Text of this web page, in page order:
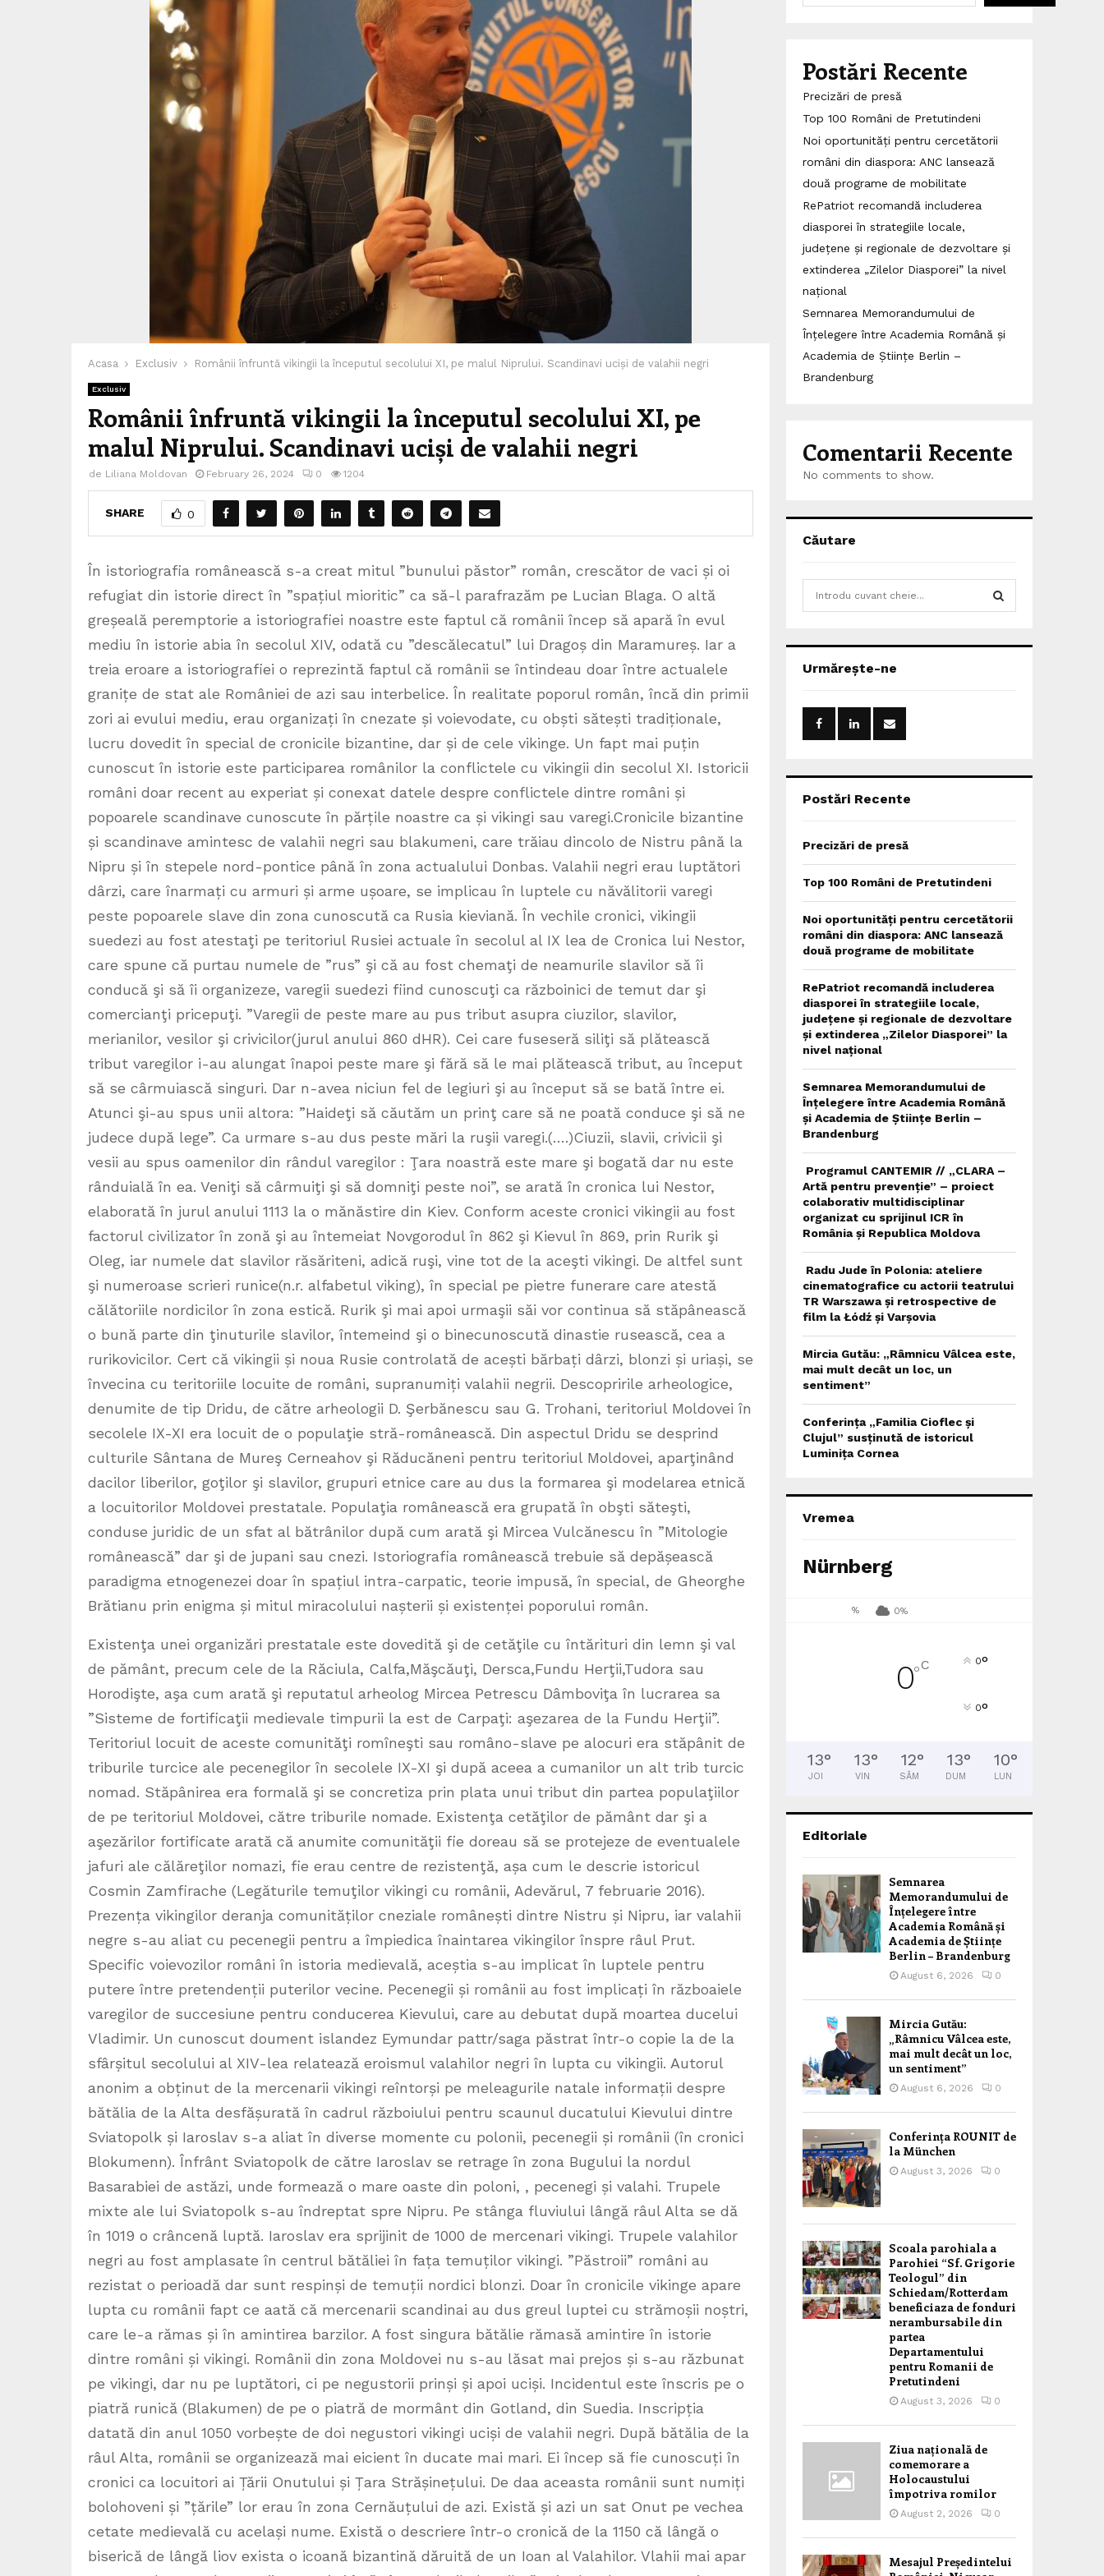
Acasa Exclusiv Românii înfruntă vikingii la începutul secolului XI, pe malul Niprului. Scandinavi uciși de valahii negri
Exclusiv
Românii înfruntă vikingii la începutul secolului XI, pe
malul Niprului. Scandinavi uciși de valahii negri
de Liliana Moldovan February 26, 2024 0 1204
SHARE 0
În istoriografia românească s-a creat mitul ”bunului păstor” român, crescător de vaci și oi
refugiat din istorie direct în ”spațiul mioritic” ca să-l parafrazăm pe Lucian Blaga. O altă
greșeală peremptorie a istoriografiei noastre este faptul că românii încep să apară în evul
mediu în istorie abia în secolul XIV, odată cu ”descălecatul” lui Dragoș din Maramureș. Iar a
treia eroare a istoriografiei o reprezintă faptul că românii se întindeau doar între actualele
granițe de stat ale României de azi sau interbelice. În realitate poporul român, încă din primii
zori ai evului mediu, erau organizați în cnezate și voievodate, cu obști sătești tradiționale,
lucru dovedit în special de cronicile bizantine, dar și de cele vikinge. Un fapt mai puțin
cunoscut în istorie este participarea românilor la conflictele cu vikingii din secolul XI. Istoricii
români doar recent au experiat și conexat datele despre conflictele dintre români și
popoarele scandinave cunoscute în părțile noastre ca și vikingi sau varegi.Cronicile bizantine
și scandinave amintesc de valahii negri sau blakumeni, care trăiau dincolo de Nistru până la
Nipru și în stepele nord-pontice până în zona actualului Donbas. Valahii negri erau luptători
dârzi, care înarmați cu armuri și arme ușoare, se implicau în luptele cu năvălitorii varegi
peste popoarele slave din zona cunoscută ca Rusia kieviană. În vechile cronici, vikingii
suedezi au fost atestaţi pe teritoriul Rusiei actuale în secolul al IX lea de Cronica lui Nestor,
care spune că purtau numele de ”rus” şi că au fost chemaţi de neamurile slavilor să îi
conducă şi să îi organizeze, varegii suedezi fiind cunoscuţi ca războinici de temut dar şi
comercianţi pricepuţi. ”Varegii de peste mare au pus tribut asupra ciuzilor, slavilor,
merianilor, vesilor şi crivicilor(jurul anului 860 dHR). Cei care fuseseră siliţi să plătească
tribut varegilor i-au alungat înapoi peste mare şi fără să le mai plătească tribut, au început
să se cârmuiască singuri. Dar n-avea niciun fel de legiuri şi au început să se bată între ei.
Atunci şi-au spus unii altora: ”Haideţi să căutăm un prinţ care să ne poată conduce şi să ne
judece după lege”. Ca urmare s-au dus peste mări la ruşii varegi.(….)Ciuzii, slavii, crivicii şi
vesii au spus oamenilor din rândul varegilor : Ţara noastră este mare şi bogată dar nu este
rânduială în ea. Veniţi să cârmuiţi şi să domniţi peste noi”, se arată în cronica lui Nestor,
elaborată în jurul anului 1113 la o mănăstire din Kiev. Conform aceste cronici vikingii au fost
factorul civilizator în zonă şi au întemeiat Novgorodul în 862 şi Kievul în 869, prin Rurik şi
Oleg, iar numele dat slavilor răsăriteni, adică ruşi, vine tot de la aceşti vikingi. De altfel sunt
şi numeroase scrieri runice(n.r. alfabetul viking), în special pe pietre funerare care atestă
călătoriile nordicilor în zona estică. Rurik şi mai apoi urmaşii săi vor continua să stăpânească
o bună parte din ţinuturile slavilor, întemeind şi o binecunoscută dinastie rusească, cea a
rurikovicilor. Cert că vikingii și noua Rusie controlată de acești bărbați dârzi, blonzi și uriași, se
învecina cu teritoriile locuite de români, supranumiți valahii negrii. Descopririle arheologice,
denumite de tip Dridu, de către arheologii D. Şerbănescu sau G. Trohani, teritoriul Moldovei în
secolele IX-XI era locuit de o populaţie stră-românească. Din aspectul Dridu se desprind
culturile Sântana de Mureş Cerneahov şi Răducăneni pentru teritoriul Moldovei, aparţinând
dacilor liberilor, goţilor şi slavilor, grupuri etnice care au dus la formarea şi modelarea etnică
a locuitorilor Moldovei prestatale. Populaţia românească era grupată în obşti săteşti,
conduse juridic de un sfat al bătrânilor după cum arată şi Mircea Vulcănescu în ”Mitologie
românească” dar şi de jupani sau cnezi. Istoriografia românească trebuie să depășească
paradigma etnogenezei doar în spațiul intra-carpatic, teorie impusă, în special, de Gheorghe
Brătianu prin enigma și mitul miracolului nașterii și existenței poporului român.
Existenţa unei organizări prestatale este dovedită şi de cetăţile cu întărituri din lemn şi val
de pământ, precum cele de la Răciula, Calfa,Măşcăuţi, Dersca,Fundu Herţii,Tudora sau
Horodişte, aşa cum arată şi reputatul arheolog Mircea Petrescu Dâmboviţa în lucrarea sa
”Sisteme de fortificaţii medievale timpurii la est de Carpaţi: aşezarea de la Fundu Herţii”.
Teritoriul locuit de aceste comunităţi romîneşti sau româno-slave pe alocuri era stăpânit de
triburile turcice ale pecenegilor în secolele IX-XI şi după aceea a cumanilor un alt trib turcic
nomad. Stăpânirea era formală şi se concretiza prin plata unui tribut din partea populaţiilor
de pe teritoriul Moldovei, către triburile nomade. Existenţa cetăţilor de pământ dar şi a
aşezărilor fortificate arată că anumite comunităţii fie doreau să se protejeze de eventualele
jafuri ale călăreţilor nomazi, fie erau centre de rezistenţă, așa cum le descrie istoricul
Cosmin Zamfirache (Legăturile temuţilor vikingi cu românii, Adevărul, 7 februarie 2016).
Prezența vikingilor deranja comunităților cneziale românești dintre Nistru și Nipru, iar valahii
negre s-au aliat cu pecenegii pentru a împiedica înaintarea vikingilor înspre râul Prut.
Specific voievozilor români în istoria medievală, aceștia s-au implicat în luptele pentru
putere între pretendenții puterilor vecine. Pecenegii și românii au fost implicați în războaiele
varegilor de succesiune pentru conducerea Kievului, care au debutat după moartea ducelui
Vladimir. Un cunoscut doument islandez Eymundar pattr/saga păstrat într-o copie la de la
sfârșitul secolului al XIV-lea relatează eroismul valahilor negri în lupta cu vikingii. Autorul
anonim a obținut de la mercenarii vikingi reîntorși pe meleagurile natale informații despre
bătălia de la Alta desfășurată în cadrul războiului pentru scaunul ducatului Kievului dintre
Sviatopolk și Iaroslav s-a aliat în diverse momente cu polonii, pecenegii și românii (în cronici
Blokumenn). Înfrânt Sviatopolk de către Iaroslav se retrage în zona Bugului la nordul
Basarabiei de astăzi, unde formează o mare oaste din poloni, , pecenegi și valahi. Trupele
mixte ale lui Sviatopolk s-au îndreptat spre Nipru. Pe stânga fluviului lângă râul Alta se dă
în 1019 o crâncenă luptă. Iaroslav era sprijinit de 1000 de mercenari vikingi. Trupele valahilor
negri au fost amplasate în centrul bătăliei în fața temuților vikingi. ”Păstroii” români au
rezistat o perioadă dar sunt respinși de temuții nordici blonzi. Doar în cronicile vikinge apare
lupta cu românii fapt ce aată că mercenarii scandinai au dus greul luptei cu strămoșii noștri,
care le-a rămas și în amintirea barzilor. A fost singura bătălie rămasă amintire în istorie
dintre români și vikingi. Românii din zona Moldovei nu s-au lăsat mai prejos și s-au răzbunat
pe vikingi, dar nu pe luptători, ci pe negustorii prinși și apoi uciși. Incidentul este înscris pe o
piatră runică (Blakumen) de pe o piatră de mormânt din Gotland, din Suedia. Inscripția
datată din anul 1050 vorbește de doi negustori vikingi uciși de valahii negri. După bătălia de la
râul Alta, românii se organizează mai eicient în ducate mai mari. Ei încep să fie cunoscuți în
cronici ca locuitori ai Țării Onutului și Țara Strășinețului. De daa aceasta românii sunt numiți
bolohoveni și ”țările” lor erau în zona Cernăuțului de azi. Există și azi un sat Onut pe vechea
cetate medievală cu același nume. Există o descriere într-o cronică de la 1150 că lângă o
biserică de lângă liov exista o icoană bizantină dăruită de un Ioan al Valahilor. Vlahii mai apar
Postări Recente
Precizări de presă
Top 100 Români de Pretutindeni
Noi oportunități pentru cercetătorii
români din diaspora: ANC lansează
două programe de mobilitate
RePatriot recomandă includerea
diasporei în strategiile locale,
județene și regionale de dezvoltare și
extinderea „Zilelor Diasporei” la nivel
național
Semnarea Memorandumului de
Înțelegere între Academia Română și
Academia de Științe Berlin –
Brandenburg
Comentarii Recente
No comments to show.
Căutare
h
o
:
Urmărește-ne
Postări Recente
Precizări de presă
Top 100 Români de Pretutindeni
Noi oportunități pentru cercetătorii
români din diaspora: ANC lansează
două programe de mobilitate
RePatriot recomandă includerea
diasporei în strategiile locale,
județene și regionale de dezvoltare
și extinderea „Zilelor Diasporei” la
nivel național
Semnarea Memorandumului de
Înțelegere între Academia Română
și Academia de Științe Berlin –
Brandenburg
Programul CANTEMIR // „CLARA –
Artă pentru prevenție” – proiect
colaborativ multidisciplinar
organizat cu sprijinul ICR în
România și Republica Moldova
Radu Jude în Polonia: ateliere
cinematografice cu actorii teatrului
TR Warszawa și retrospective de
film la Łódź și Varșovia
Mircia Gutău: „Râmnicu Vâlcea este,
mai mult decât un loc, un
sentiment”
Conferința „Familia Cioflec și
Clujul” susținută de istoricul
Luminița Cornea
Vremea
Nürnberg
% 0%
0°C 0°
0°
13°
JOI
13°
VIN
12°
SÂM
13°
DUM
10°
LUN
Editoriale
Semnarea
Memorandumului de
Înțelegere între
Academia Română și
Academia de Științe
Berlin – Brandenburg
August 6, 2026 0
Mircia Gutău:
„Râmnicu Vâlcea este,
mai mult decât un loc,
un sentiment”
August 6, 2026 0
Conferința ROUNIT de
la München
August 3, 2026 0
Scoala parohiala a
Parohiei “Sf. Grigorie
Teologul” din
Schiedam/Rotterdam
beneficiaza de fonduri
nerambursabile din
partea
Departamentului
pentru Romanii de
Pretutindeni
August 3, 2026 0
Ziua națională de
comemorare a
Holocaustului
împotriva romilor
August 2, 2026 0
Mesajul Președintelui